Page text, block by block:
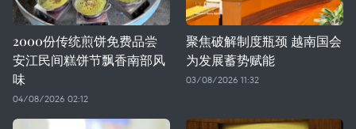
2000份传统煎饼免费品尝
安江民间糕饼节飘香南部风
味
04/08/2026 02:12
聚焦破解制度瓶颈 越南国会
为发展蓄势赋能
03/08/2026 11:32